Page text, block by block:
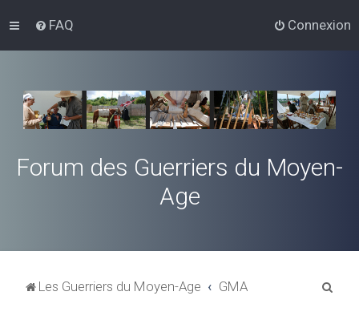
FAQ Connexion
Forum des Guerriers du Moyen-
Age
Les Guerriers du Moyen-Age GMA